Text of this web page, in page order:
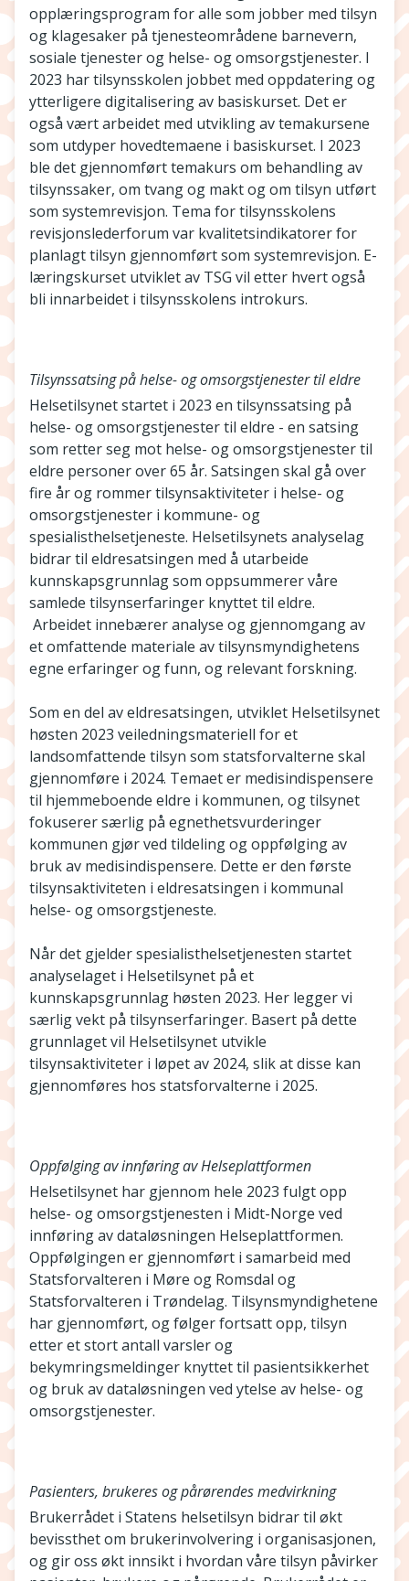
opplæringsprogram for alle som jobber med tilsyn
og klagesaker på tjenesteområdene barnevern,
sosiale tjenester og helse- og omsorgstjenester. I
2023 har tilsynsskolen jobbet med oppdatering og
ytterligere digitalisering av basiskurset. Det er
også vært arbeidet med utvikling av temakursene
som utdyper hovedtemaene i basiskurset. I 2023
ble det gjennomført temakurs om behandling av
tilsynssaker, om tvang og makt og om tilsyn utført
som systemrevisjon. Tema for tilsynsskolens
revisjonslederforum var kvalitetsindikatorer for
planlagt tilsyn gjennomført som systemrevisjon. E-
læringskurset utviklet av TSG vil etter hvert også
bli innarbeidet i tilsynsskolens introkurs.
Tilsynssatsing på helse- og omsorgstjenester til eldre
Helsetilsynet startet i 2023 en tilsynssatsing på
helse- og omsorgstjenester til eldre - en satsing
som retter seg mot helse- og omsorgstjenester til
eldre personer over 65 år. Satsingen skal gå over
fire år og rommer tilsynsaktiviteter i helse- og
omsorgstjenester i kommune- og
spesialisthelsetjeneste. Helsetilsynets analyselag
bidrar til eldresatsingen med å utarbeide
kunnskapsgrunnlag som oppsummerer våre
samlede tilsynserfaringer knyttet til eldre.
Arbeidet innebærer analyse og gjennomgang av
et omfattende materiale av tilsynsmyndighetens
egne erfaringer og funn, og relevant forskning.
Som en del av eldresatsingen, utviklet Helsetilsynet
høsten 2023 veiledningsmateriell for et
landsomfattende tilsyn som statsforvalterne skal
gjennomføre i 2024. Temaet er medisindispensere
til hjemmeboende eldre i kommunen, og tilsynet
fokuserer særlig på egnethetsvurderinger
kommunen gjør ved tildeling og oppfølging av
bruk av medisindispensere. Dette er den første
tilsynsaktiviteten i eldresatsingen i kommunal
helse- og omsorgstjeneste.
Når det gjelder spesialisthelsetjenesten startet
analyselaget i Helsetilsynet på et
kunnskapsgrunnlag høsten 2023. Her legger vi
særlig vekt på tilsynserfaringer. Basert på dette
grunnlaget vil Helsetilsynet utvikle
tilsynsaktiviteter i løpet av 2024, slik at disse kan
gjennomføres hos statsforvalterne i 2025.
Oppfølging av innføring av Helseplattformen
Helsetilsynet har gjennom hele 2023 fulgt opp
helse- og omsorgstjenesten i Midt-Norge ved
innføring av dataløsningen Helseplattformen.
Oppfølgingen er gjennomført i samarbeid med
Statsforvalteren i Møre og Romsdal og
Statsforvalteren i Trøndelag. Tilsynsmyndighetene
har gjennomført, og følger fortsatt opp, tilsyn
etter et stort antall varsler og
bekymringsmeldinger knyttet til pasientsikkerhet
og bruk av dataløsningen ved ytelse av helse- og
omsorgstjenester.
Pasienters, brukeres og pårørendes medvirkning
Brukerrådet i Statens helsetilsyn bidrar til økt
bevissthet om brukerinvolvering i organisasjonen,
og gir oss økt innsikt i hvordan våre tilsyn påvirker